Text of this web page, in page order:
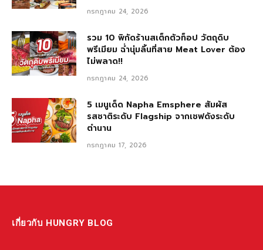
กรกฎาคม 24, 2026
รวม 10 พิกัดร้านสเต็กตัวท็อป วัตถุดิบ
พรีเมียม ฉ่ำนุ่มลิ้นที่สาย Meat Lover ต้อง
ไม่พลาด!!
กรกฎาคม 24, 2026
5 เมนูเด็ด Napha Emsphere สัมผัส
รสชาติระดับ Flagship จากเชฟดังระดับ
ตำนาน
กรกฎาคม 17, 2026
เกี่ยวกับ HUNGRY BLOG